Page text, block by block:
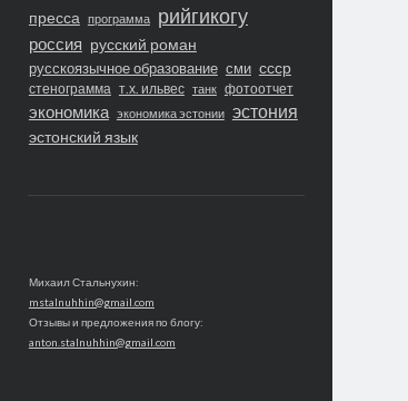
пресса программа рийгикогу
россия русский роман
русскоязычное образование сми ссср
стенограмма т.х. ильвес танк фотоотчет
экономика экономика эстонии эстония
эстонский язык
Михаил Стальнухин:
mstalnuhhin@gmail.com
Отзывы и предложения по блогу:
anton.stalnuhhin@gmail.com